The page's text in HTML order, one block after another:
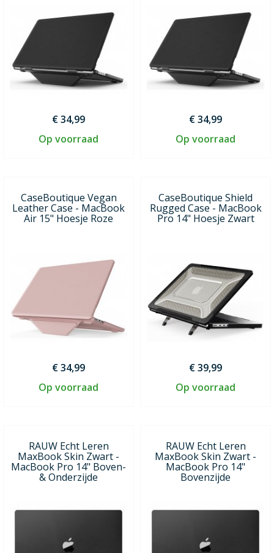
€ 34,99
Op voorraad
€ 34,99
Op voorraad
CaseBoutique Vegan
Leather Case - MacBook
Air 15" Hoesje Roze
€ 34,99
Op voorraad
CaseBoutique Shield
Rugged Case - MacBook
Pro 14" Hoesje Zwart
€ 39,99
Op voorraad
RAUW Echt Leren
MaxBook Skin Zwart -
MacBook Pro 14" Boven-
& Onderzijde
RAUW Echt Leren
MaxBook Skin Zwart -
MacBook Pro 14"
Bovenzijde